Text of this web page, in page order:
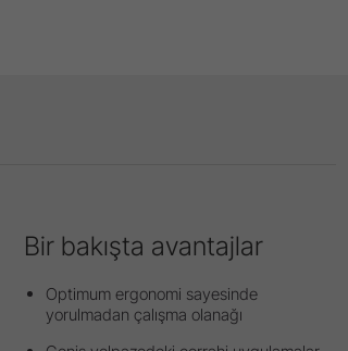
Bir bakışta avantajlar
Optimum ergonomi sayesinde
yorulmadan çalışma olanağı